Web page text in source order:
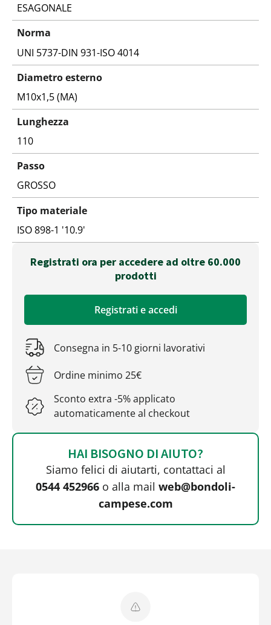
ESAGONALE
Norma
UNI 5737-DIN 931-ISO 4014
Diametro esterno
M10x1,5 (MA)
Lunghezza
110
Passo
GROSSO
Tipo materiale
ISO 898-1 '10.9'
Registrati ora per accedere ad oltre 60.000
prodotti
Registrati e accedi
Consegna in 5-10 giorni lavorativi
Ordine minimo 25€
Sconto extra -5% applicato
automaticamente al checkout
HAI BISOGNO DI AIUTO?
Siamo felici di aiutarti, contattaci al
0544 452966 o alla mail web@bondoli-
campese.com